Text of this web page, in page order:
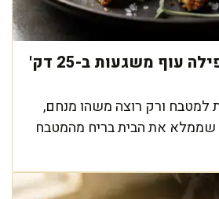
גיליתי רצועות פילה עוף משגעות ב-25 דק'
למטבח ורק רוצה משהו מנחם,
את הבית בריח מהמטבח